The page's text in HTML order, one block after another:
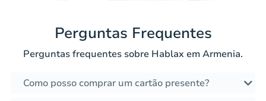
Perguntas Frequentes
Perguntas frequentes sobre Hablax em Armenia.
Como posso comprar um cartão presente?